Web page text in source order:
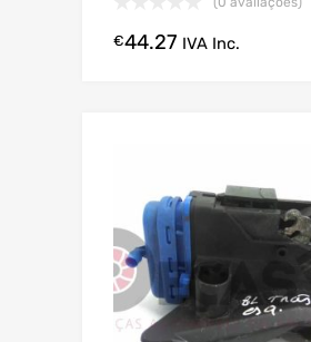
€44.27 IVA Inc.